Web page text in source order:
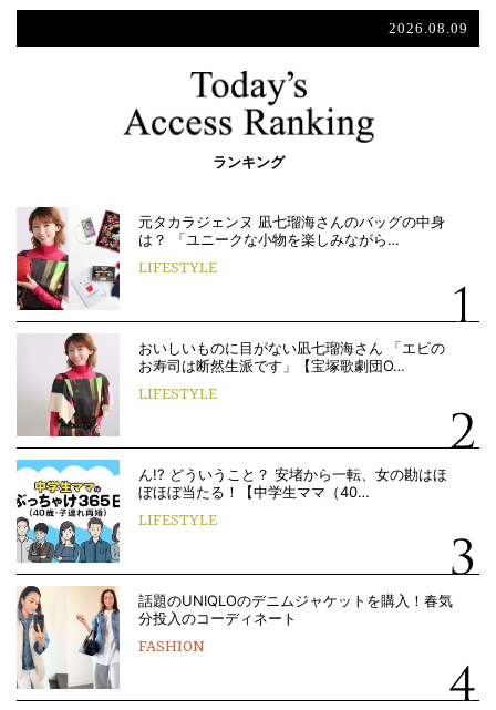
2026.08.09
ランキング
元タカラジェンヌ 凪七瑠海さんのバッグの中身
は？ 「ユニークな小物を楽しみながら…
LIFESTYLE
おいしいものに目がない凪七瑠海さん 「エビの
お寿司は断然生派です」【宝塚歌劇団O…
LIFESTYLE
ん!? どういうこと？ 安堵から一転、女の勘はほ
ぼほぼ当たる！【中学生ママ（40…
LIFESTYLE
話題のUNIQLOのデニムジャケットを購入！春気
分投入のコーディネート
FASHION